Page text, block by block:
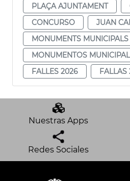
PLAÇA AJUNTAMENT
CONCURSO
JUAN
MONUMENTS MUNICIPALS
MONUMENTOS
FALLES 2026
FALLAS
Nuestras Apps
Redes Sociales